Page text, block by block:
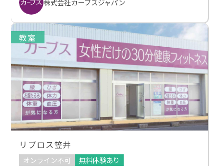
株式会社カーブスジャパン
教室
リブロス笠井
オンライン不可
無料体験あり